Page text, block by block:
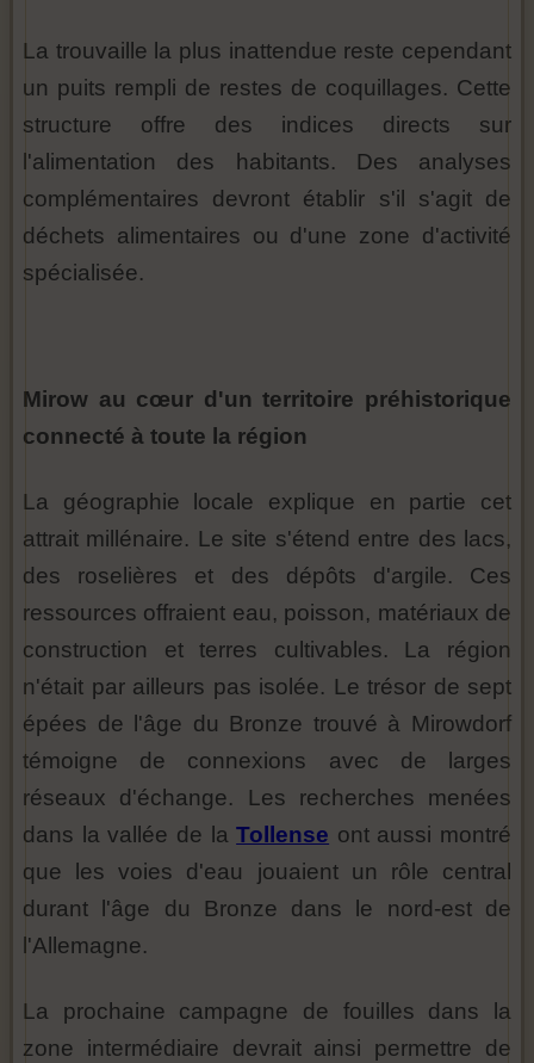
La trouvaille la plus inattendue reste cependant
un puits rempli de restes de coquillages. Cette
structure offre des indices directs sur
l'alimentation des habitants. Des analyses
complémentaires devront établir s'il s'agit de
déchets alimentaires ou d'une zone d'activité
spécialisée.
Mirow au cœur d'un territoire préhistorique
connecté à toute la région
La géographie locale explique en partie cet
attrait millénaire. Le site s'étend entre des lacs,
des roselières et des dépôts d'argile. Ces
ressources offraient eau, poisson, matériaux de
construction et terres cultivables. La région
n'était par ailleurs pas isolée. Le trésor de sept
épées de l'âge du Bronze trouvé à Mirowdorf
témoigne de connexions avec de larges
réseaux d'échange. Les recherches menées
dans la vallée de laTollense ont aussi montré
que les voies d'eau jouaient un rôle central
durant l'âge du Bronze dans le nord-est de
l'Allemagne.
La prochaine campagne de fouilles dans la
zone intermédiaire devrait ainsi permettre de